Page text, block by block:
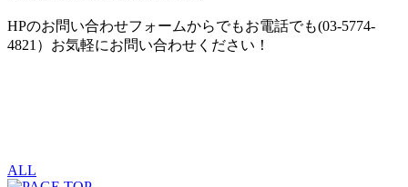
HPのお問い合わせフォームからでもお電話でも(03-5774-
4821）お気軽にお問い合わせください！
ALL